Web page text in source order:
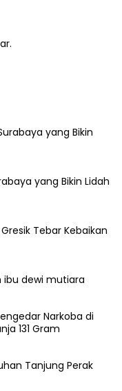
yang Bikin Lidah
Tebar Kebaikan
ibu dewi mutiara
Narkoba di
131 Gram
Tanjung Perak